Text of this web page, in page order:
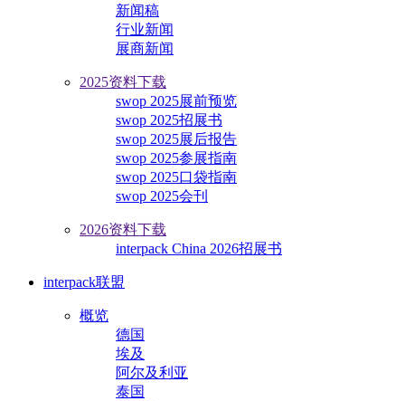
新闻稿
行业新闻
展商新闻
2025资料下载
swop 2025展前预览
swop 2025招展书
swop 2025展后报告
swop 2025参展指南
swop 2025口袋指南
swop 2025会刊
2026资料下载
interpack China 2026招展书
interpack联盟
概览
德国
埃及
阿尔及利亚
泰国